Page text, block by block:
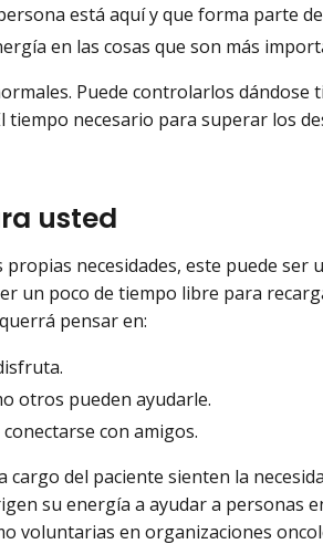
está aquí y que forma parte
en las cosas que son más
Puede controlarlos
tiempo necesario para superar los
usted
propias necesidades, este puede
un poco de tiempo libre para
pensar en:
otros pueden ayudarle.
con amigos.
cargo del paciente sienten la
su energía a ayudar a personas
voluntarias en organizaciones